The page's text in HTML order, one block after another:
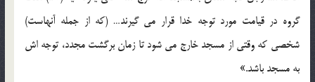
گروه در قیامت مورد توجه خدا قرار می گیرند… (که از جمله آنهاست)
شخصی که وقتی از مسجد خارج می شود تا زمان برگشت مجدد، توجه اش
به مسجد باشد.»